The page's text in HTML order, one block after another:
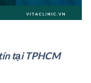
tại TPHCM